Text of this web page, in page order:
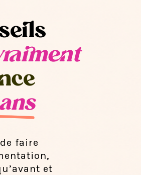
faire
et